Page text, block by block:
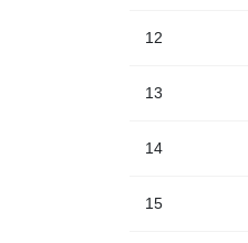
12
13
14
15